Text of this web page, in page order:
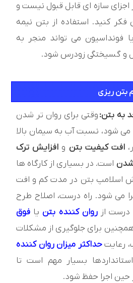
اجزای سازه ای قابل قبول نیست و
فکر کنید. استفاده از بتن نیمه
فونداسیون می تواند منجر به
و گسیختگی زودرس شود.
بتن ریزی
به بتن:وقتی برای روان تر شدن
می شود، نسبت آب به سيمان بالا
افت کيفيت بتن و افزايش ترک
است. در بسياری از کارگاه ها
اسلامپ بتن در مدت کم و افت
می شود. راه درست، اصلاح طرح
درست ازروان کننده بتن يا فوق
برای جلوگیری از مشکلات
رعایتحداکثر میزان روان کننده
بسیار مهم است تا
حین اجرا حفظ شود.